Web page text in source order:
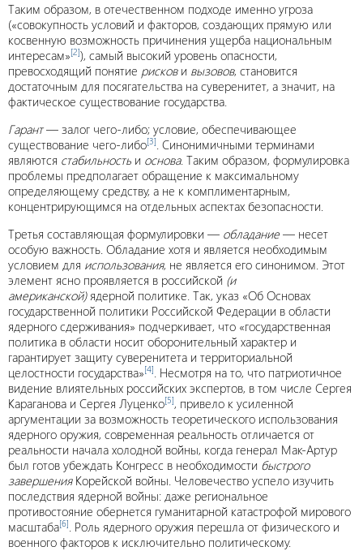
Таким образом, в отечественном подходе именно угроза
(«совокупность условий и факторов, создающих прямую или
косвенную возможность причинения ущерба национальным
интересам»[2]), самый высокий уровень опасности,
превосходящий понятие рискови вызовов, становится
достаточным для посягательства на суверенитет, а значит, на
фактическое существование государства.
Гарант— залог чего-либо; условие, обеспечивающее
существование чего-либо[3]. Синонимичными терминами
являются стабильность и основа. Таким образом, формулировка
проблемы предполагает обращение к максимальному
определяющему средству, а не к комплиментарным,
концентрирующимся на отдельных аспектах безопасности.
Третья составляющая формулировки — обладание — несет
особую важность. Обладание хотя и является необходимым
условием для использования, не является его синонимом. Этот
элемент ясно проявляется в российской (и
американской)ядерной политике. Так, указ «Об Основах
государственной политики Российской Федерации в области
ядерного сдерживания» подчеркивает, что «государственная
политика в области носит оборонительный характер и
гарантирует защиту суверенитета и территориальной
целостности государства»[4]. Несмотря на то, что патриотичное
видение влиятельных российских экспертов, в том числе Сергея
Караганова и Сергея Луценко[5], привело к усиленной
аргументации за возможность теоретического использования
ядерного оружия, современная реальность отличается от
реальности начала холодной войны, когда генерал Мак-Артур
был готов убеждать Конгресс в необходимости быстрого
завершенияКорейской войны. Человечество успело изучить
последствия ядерной войны: даже региональное
противостояние обернется гуманитарной катастрофой мирового
масштаба[6]. Роль ядерного оружия перешла от физического и
военного факторов к исключительно политическому.